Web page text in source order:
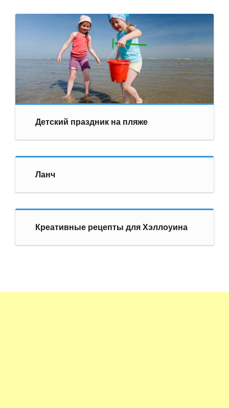
Детский праздник на пляже
Ланч
Креативные рецепты для Хэллоуина